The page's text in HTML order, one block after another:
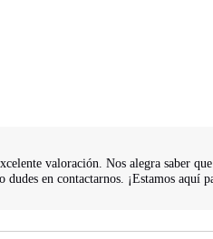
valoración. Nos alegra saber
en contactarnos. ¡Estamos aquí